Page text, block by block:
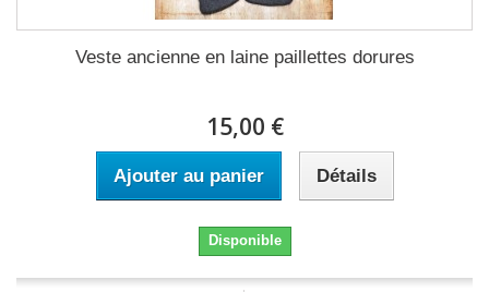
Veste ancienne en laine paillettes dorures
15,00 €
Ajouter au panier Détails
Disponible